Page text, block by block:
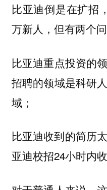
比亚迪倒是在扩招
万新人，但有两个问
比亚迪重点投资的
招聘的领域是科研
域；
比亚迪收到的简历
亚迪校招24小时内